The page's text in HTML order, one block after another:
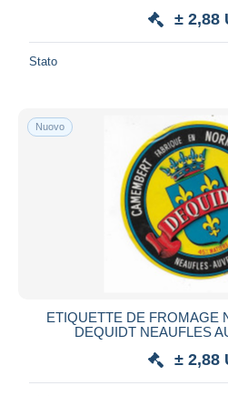
± 2,88
Stato
Nuovo
ETIQUETTE DE FROMAGE
DEQUIDT NEAUFLES
± 2,88